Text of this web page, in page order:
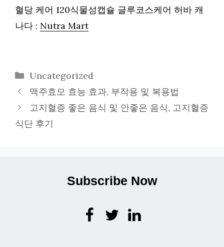
혈당 케어 120식물성캡슐 글루코스케어 허바 캐
나다 : Nutra Mart
카
테
리
Uncategorized
맥주효모 효능 효과, 부작용 및 복용법
고지혈증 좋은 음식 및 안좋은 음식, 고지혈증
식단 후기
Subscribe Now